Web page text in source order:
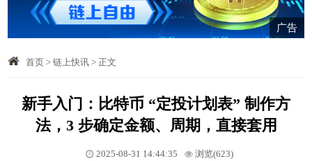
广告
首页> 链上快讯> 正文
新手入门：比特币 “定投计划表” 制作方
法，3 步确定金额、周期，直接套用
2025-08-31 14:44:35 浏览(623)